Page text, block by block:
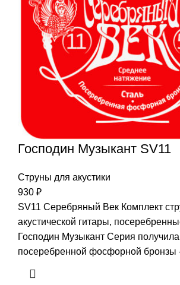
Господин Музыкант SV11
Струны для акустики
930 ₽
SV11 Серебряный Век Комплект
акустической гитары,
Господин Музыкант Серия
посеребренной фосфорной бронзы